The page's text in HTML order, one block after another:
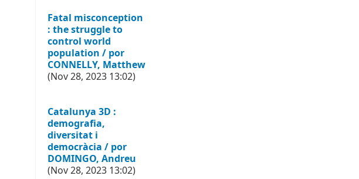
Fatal misconception
: the struggle to
control world
population / por
CONNELLY, Matthew
(Nov 28, 2023 13:02)
Catalunya 3D :
demografia,
diversitat i
democràcia / por
DOMINGO, Andreu
(Nov 28, 2023 13:02)